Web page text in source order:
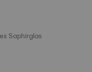
Saphirglas